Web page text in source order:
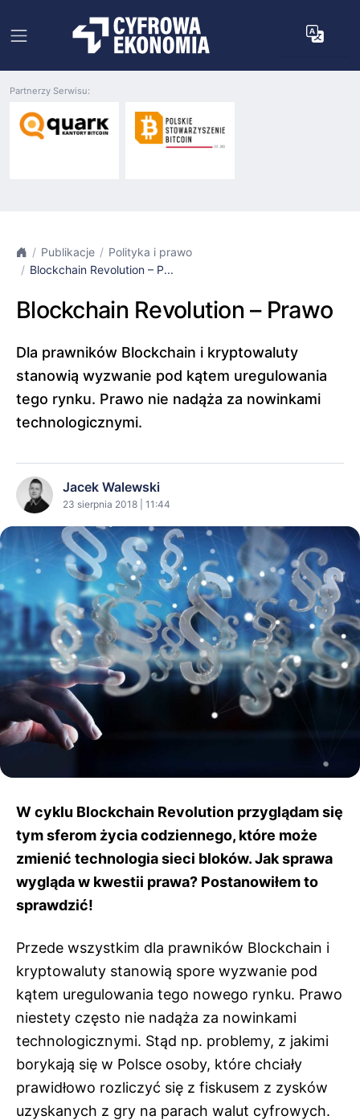
Partnerzy Serwisu:
Publikacje
Polityka i prawo
Blockchain Revolution – P...
Blockchain Revolution – Prawo
Dla prawników Blockchain i kryptowaluty
stanowią wyzwanie pod kątem uregulowania
tego rynku. Prawo nie nadąża za nowinkami
technologicznymi.
Jacek Walewski
23 sierpnia 2018 | 11:44
W cyklu Blockchain Revolution przyglądam się
tym sferom życia codziennego, które może
zmienić technologia sieci bloków. Jak sprawa
wygląda w kwestii prawa? Postanowiłem to
sprawdzić!
Przede wszystkim dla prawników Blockchain i
kryptowaluty stanowią spore wyzwanie pod
kątem uregulowania tego nowego rynku. Prawo
niestety często nie nadąża za nowinkami
technologicznymi. Stąd np. problemy, z jakimi
borykają się w Polsce osoby, które chciały
prawidłowo rozliczyć się z fiskusem z zysków
uzyskanych z gry na parach walut cyfrowych.